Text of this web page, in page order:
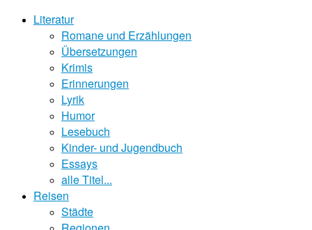
Literatur
Romane und Erzählungen
Übersetzungen
Krimis
Erinnerungen
Lyrik
Humor
Lesebuch
Kinder- und Jugendbuch
Essays
alle Titel...
Reisen
Städte